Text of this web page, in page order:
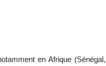
en Afrique (Sénégal,